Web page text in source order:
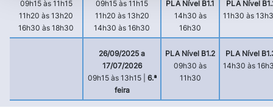
09h15 às 11h15
11h20 às 13h20
16h30 às 18h30
09h15 às 11h15
11h20 às 13h20
14h30 às 16h30
PLA Nível B1.1
14h30 às
16h30
PLA Nível
11h30 às
26/09/2025 a
17/07/2026
09h15 às 13h15 | 6.ª
feira
PLA Nível B1.2
09h30 às
11h30
PLA Nível
14h30 às